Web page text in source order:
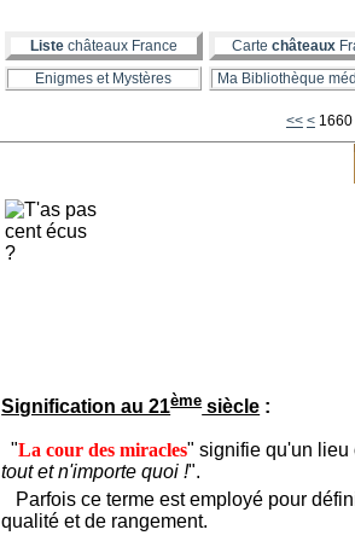
Liste châteaux France Carte châteaux
Enigmes et Mystères Ma Bibliothèque
<< < 1600
1610
1620
1630
1640
1650
1660
Signification au 21èmesiècle :
"La cour des miracles" signifie qu'un lieu
tout et n'importe quoi !".
Parfois ce terme est employé pour
qualité et de rangement.